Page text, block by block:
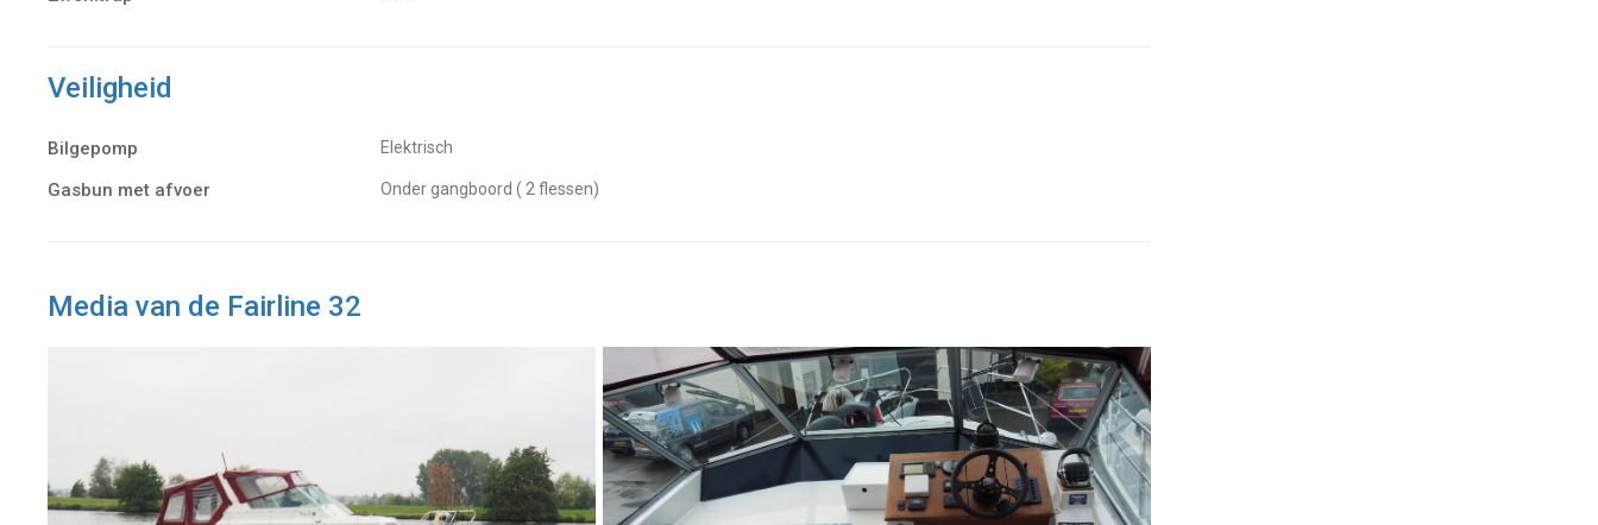
Veiligheid
Bilgepomp Elektrisch
Gasbun met afvoer Onder gangboord ( 2 flessen)
Media van de Fairline 32